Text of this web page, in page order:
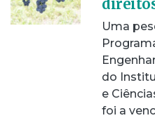
Uma
do
e
foi a